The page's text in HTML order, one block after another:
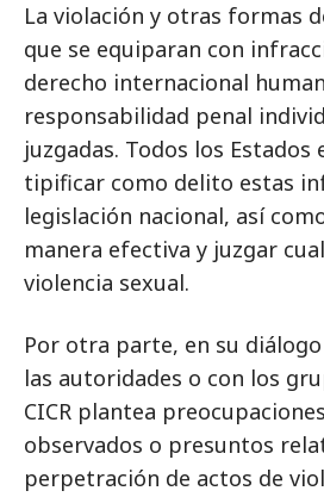
La violación y otras formas
que se equiparan con
derecho internacional
responsabilidad penal
juzgadas. Todos los Estados
tipificar como delito estas
legislación nacional, así
manera efectiva y juzgar
violencia sexual.
Por otra parte, en su
las autoridades o con los
CICR plantea
observados o presuntos
perpetración de actos de